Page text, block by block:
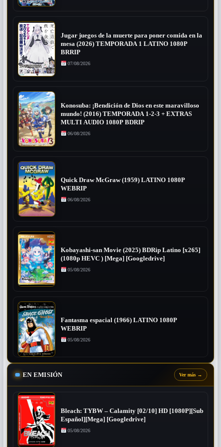
Jugar juegos de la muerte para poner comida en la
mesa (2026) TEMPORADA 1 LATINO 1080P
BRRIP
07/08/2026
Konosuba: ¡Bendición de Dios en este maravilloso
mundo! (2016) TEMPORADA 1-2-3 + EXTRAS
MULTI AUDIO 1080P BDRIP
06/08/2026
Quick Draw McGraw (1959) LATINO 1080P
WEBRIP
06/08/2026
Kobayashi-san Movie (2025) BDRip Latino [x265]
(1080p HEVC ) [Mega] [Googledrive]
05/08/2026
Fantasma espacial (1966) LATINO 1080P
WEBRIP
05/08/2026
EN EMISIÓN Ver más →
Bleach: TYBW – Calamity [02/10] HD [1080P][Sub
Español][Mega] [Googledrive]
05/08/2026